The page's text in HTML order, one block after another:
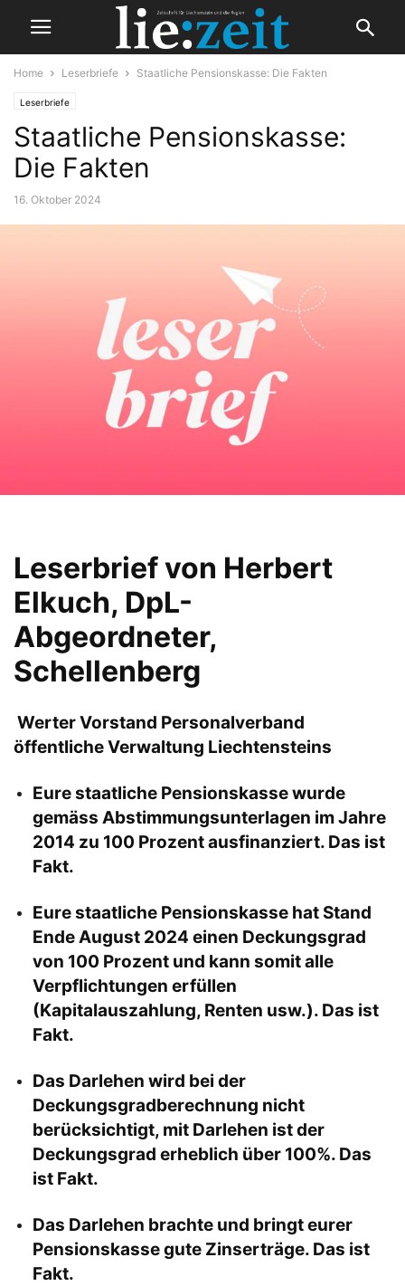
Home Leserbriefe Staatliche Pensionskasse: Die Fakten
Leserbriefe
Staatliche Pensionskasse:
Die Fakten
16. Oktober 2024
Leserbrief von Herbert
Elkuch, DpL-
Abgeordneter,
Schellenberg
Werter Vorstand Personalverband
öffentliche Verwaltung Liechtensteins
Eure staatliche Pensionskasse wurde
gemäss Abstimmungsunterlagen im Jahre
2014 zu 100 Prozent ausfinanziert. Das ist
Fakt.
Eure staatliche Pensionskasse hat Stand
Ende August 2024 einen Deckungsgrad
von 100 Prozent und kann somit alle
Verpflichtungen erfüllen
(Kapitalauszahlung, Renten usw.). Das ist
Fakt.
Das Darlehen wird bei der
Deckungsgradberechnung nicht
berücksichtigt, mit Darlehen ist der
Deckungsgrad erheblich über 100%. Das
ist Fakt.
Das Darlehen brachte und bringt eurer
Pensionskasse gute Zinserträge. Das ist
Fakt.